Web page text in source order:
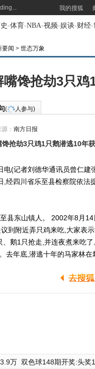
我的搜狐
-体育-NBA-视频-娱谈-财经-
要闻 > 世态万象
嘴馋抢劫3只
( 人参与)
： 南方日报
馋抢劫3只鸡1只鹅潜逃10年
(记者刘德华通讯员曾仁建
,经四川省乐至县检察院依
东山镇人。 2002年8月14
到附近弄只鸡来吃,大家表
、鹅1只抢走,并连夜煮来吃
去年底,潜逃十年的马家林在
万 双色球148期开奖:头奖